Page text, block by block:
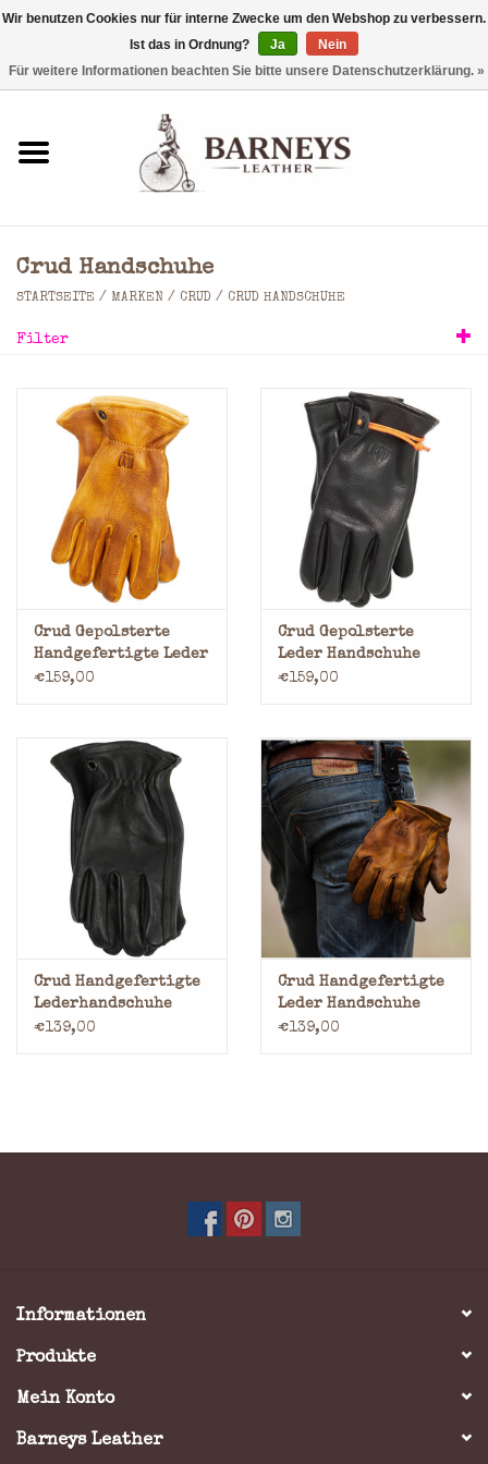
0 Artikel - €0,00
Geldbörse
Rucksäcke
Taschen
Accessoires
Marken
Crud Handschuhe
STARTSEITE / MARKEN / CRUD / CRUD HANDSCHUHE
Filter
Crud Gepolsterte
Handgefertigte Leder
Handschuhe
€159,00
Crud Gepolsterte
Leder Handschuhe
Schwarz
€159,00
Crud Handgefertigte
Lederhandschuhe
Schwarz
€139,00
Crud Handgefertigte
Leder Handschuhe
€139,00
Informationen
Produkte
Mein Konto
Barneys Leather
Wir benutzen Cookies nur für interne Zwecke um den Webshop zu verbessern.
Ist das in Ordnung?
Ja
Nein
Für weitere Informationen beachten Sie bitte unsere Datenschutzerklärung. »